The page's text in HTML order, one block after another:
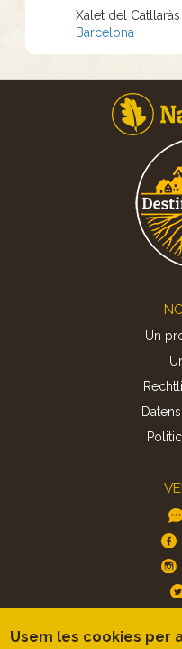
Xalet del Catllaràs
Barcelona
Un
Usem les cookies per